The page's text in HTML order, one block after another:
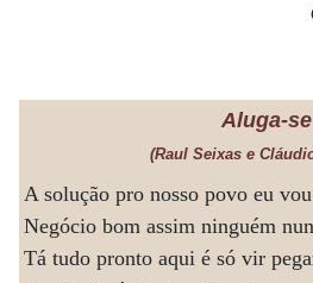
Aluga-se
(Raul Seixas e
A solução pro nosso povo eu
Negócio bom assim ninguém
Tá tudo pronto aqui é só vir